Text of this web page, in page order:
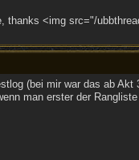
thanks <img src="/
(bei mir war das ab Akt
man erster der